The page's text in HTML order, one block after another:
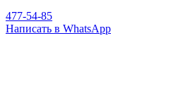
477-54-85
Написать в WhatsApp